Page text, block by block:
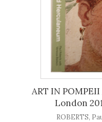
ART IN
London
ROBERTS,